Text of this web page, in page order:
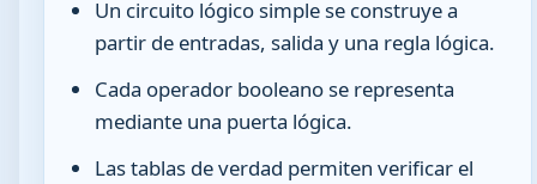
Un circuito lógico simple se construye a
partir de entradas, salida y una regla lógica.
Cada operador booleano se representa
mediante una puerta lógica.
Las tablas de verdad permiten verificar el